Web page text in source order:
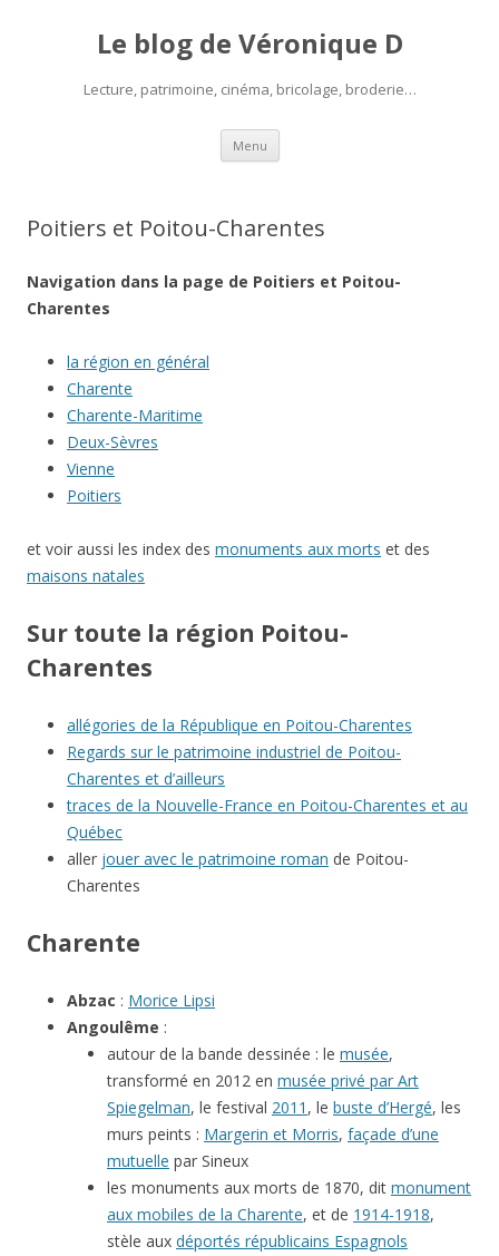
Le blog de Véronique D
Lecture, patrimoine, cinéma, bricolage, broderie…
Menu Aller
contenu
Poitiers et Poitou-Charentes
Navigation dans la page de Poitiers et Poitou-
Charentes
la région en général
Charente
Charente-Maritime
Deux-Sèvres
Vienne
Poitiers
et voir aussi les index des monuments aux morts et des
maisons natales
Sur toute la région Poitou-
Charentes
allégories de la République en Poitou-Charentes
Regards sur le patrimoine industriel de Poitou-
Charentes et d’ailleurs
traces de la Nouvelle-France en Poitou-Charentes et au
Québec
aller jouer avec le patrimoine roman de Poitou-
Charentes
Charente
Abzac : Morice Lipsi
Angoulême :
autour de la bande dessinée : le musée,
transformé en 2012 en musée privé par Art
Spiegelman, le festival 2011 , le buste d’Hergé, les
murs peints : Margerin et Morris, façade d’une
mutuelle par Sineux
les monuments aux morts de 1870, dit monument
aux mobiles de la Charente, et de 1914-1918,
stèle aux déportés républicains Espagnols